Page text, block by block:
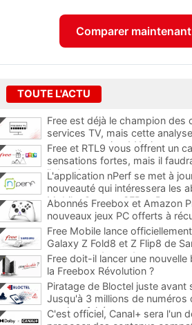
Comparer maintenant
TOUTE L'ACTU
Free est déjà le champion des
services TV, mais cette
encore au moins 141 ajouts
Free et RTL9 vous offrent un
sensations fortes, mais il
l'obtenir
L'application nPerf se met à
nouveauté qui intéressera les
Mobile, Orange, SFR et
Abonnés Freebox et Amazon
nouveaux jeux PC offerts à
Free Mobile lance
Galaxy Z Fold8 et Z Flip8 de
promos et des cadeaux
Free doit-il lancer une nouvelle
la Freebox Révolution ?
Piratage de Bloctel juste avant
Jusqu'à 3 millions de numéros
auraient fuité
C'est officiel, Canal+ sera l'un